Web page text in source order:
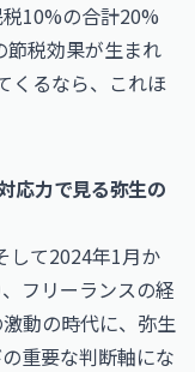
10%の合計20%
節税効果が生まれ
くるなら、これほ
応力で見る弥生の
して2024年1月か
フリーランスの経
動の時代に、弥生
重要な判断軸にな